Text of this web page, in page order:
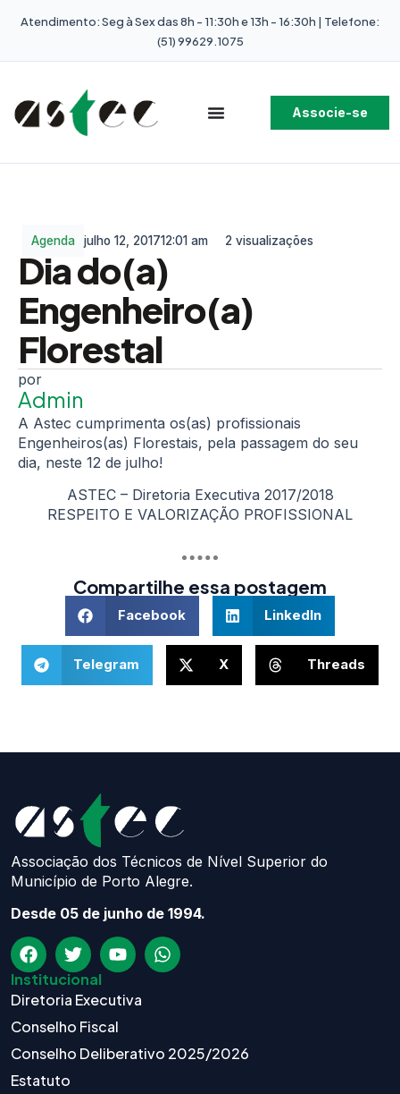
Atendimento: Seg à Sex das 8h - 11:30h e 13h - 16:30h | Telefone:
(51) 99629.1075
Associe-se
Agenda julho 12, 201712:01 am 2 visualizações
Dia do(a)
Engenheiro(a)
Florestal
Admin
A Astec cumprimenta os(as) profissionais
Engenheiros(as) Florestais, pela passagem do seu
dia, neste 12 de julho!
ASTEC – Diretoria Executiva 2017/2018
RESPEITO E VALORIZAÇÃO PROFISSIONAL
Compartilhe essa postagem
Facebook LinkedIn
Telegram X Threads
Associação dos Técnicos de Nível Superior do
Município de Porto Alegre.
Desde 05 de junho de 1994.
Institucional
Diretoria Executiva
Conselho Fiscal
Conselho Deliberativo 2025/2026
Estatuto